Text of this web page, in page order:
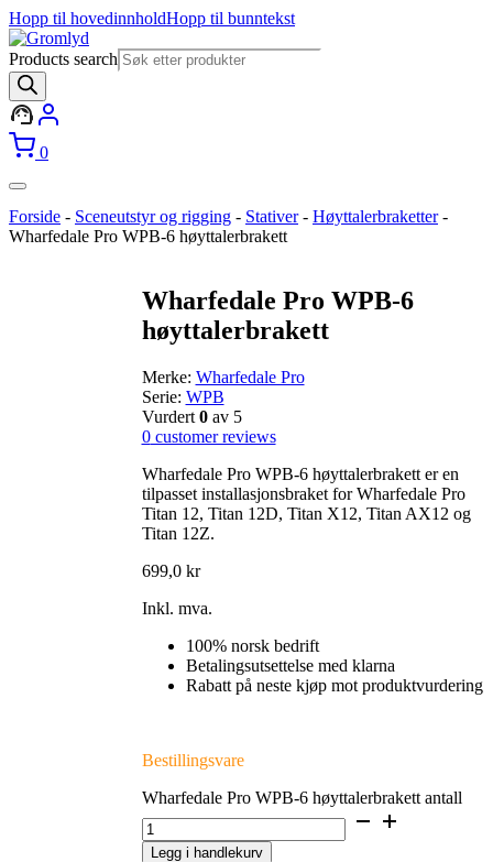
Hopp til hovedinnholdHopp til bunntekst
Products search
0
Forside - Sceneutstyr og rigging - Stativer- Høyttalerbraketter-
Wharfedale Pro WPB-6 høyttalerbrakett
Wharfedale Pro WPB-6
høyttalerbrakett
Merke: Wharfedale Pro
Serie: WPB
Vurdert 0av 5
0customer reviews
Wharfedale Pro WPB-6 høyttalerbrakett er en
tilpasset installasjonsbraket for Wharfedale Pro
Titan 12, Titan 12D, Titan X12, Titan AX12 og
Titan 12Z.
699,0 kr
Inkl. mva.
100% norsk bedrift
Betalingsutsettelse med klarna
Rabatt på neste kjøp mot produktvurdering
Bestillingsvare
Wharfedale Pro WPB-6 høyttalerbrakett antall
Legg i handlekurv